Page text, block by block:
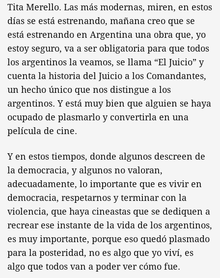
Tita Merello. Las más modernas, miren, en estos
días se está estrenando, mañana creo que se
está estrenando en Argentina una obra que, yo
estoy seguro, va a ser obligatoria para que todos
los argentinos la veamos, se llama “El Juicio” y
cuenta la historia del Juicio a los Comandantes,
un hecho único que nos distingue a los
argentinos. Y está muy bien que alguien se haya
ocupado de plasmarlo y convertirla en una
película de cine.
Y en estos tiempos, donde algunos descreen de
la democracia, y algunos no valoran,
adecuadamente, lo importante que es vivir en
democracia, respetarnos y terminar con la
violencia, que haya cineastas que se dediquen a
recrear ese instante de la vida de los argentinos,
es muy importante, porque eso quedó plasmado
para la posteridad, no es algo que yo viví, es
algo que todos van a poder ver cómo fue.